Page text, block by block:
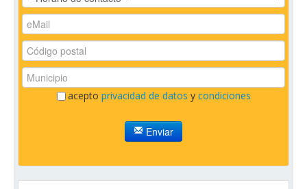
acepto privacidad de datos y condiciones
Enviar